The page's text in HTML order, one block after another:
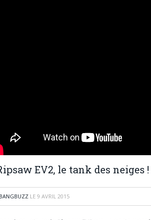
EV2, le tank des neiges !
BANGBUZZ LE 9 AVRIL 2015